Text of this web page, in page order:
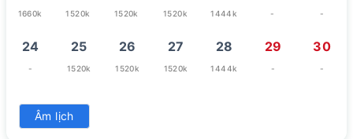
1660k 1520k 1520k 1520k 1444k - -
24
-
25
1520k
26
1520k
27
1520k
28
1444k
29
-
30
-
31
Âm lịch